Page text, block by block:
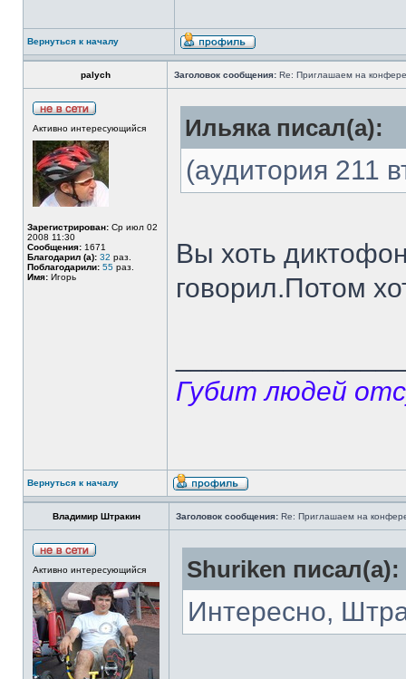
Вернуться к началу
palych Заголовок сообщения: Re: Приглашаем на
Активно интересующийся
Зарегистрирован: Ср июл 02
2008 11:30
Сообщения: 1671
Благодарил (а): 32 раз.
Поблагодарили: 55 раз.
Имя: Игорь
Ильяка писал(а):
(аудитория 211
Вы хоть
говорил.Потом
Губит людей
Вернуться к началу
Владимир Штракин Заголовок сообщения: Re: Приглашаем на
Активно интересующийся Shuriken писал(а):
Интересно,